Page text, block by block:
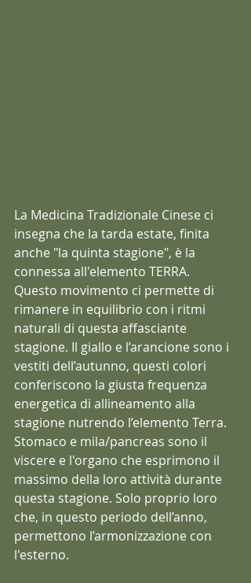
La Medicina Tradizionale Cinese ci
insegna che la tarda estate, finita
anche "la quinta stagione", è la
connessa all'elemento TERRA.
Questo movimento ci permette di
rimanere in equilibrio con i ritmi
naturali di questa affasciante
stagione. Il giallo e l’arancione sono i
vestiti dell’autunno, questi colori
conferiscono la giusta frequenza
energetica di allineamento alla
stagione nutrendo l’elemento Terra.
Stomaco e mila/pancreas sono il
viscere e l'organo che esprimono il
massimo della loro attività durante
questa stagione. Solo proprio loro
che, in questo periodo dell’anno,
permettono l’armonizzazione con
l'esterno.